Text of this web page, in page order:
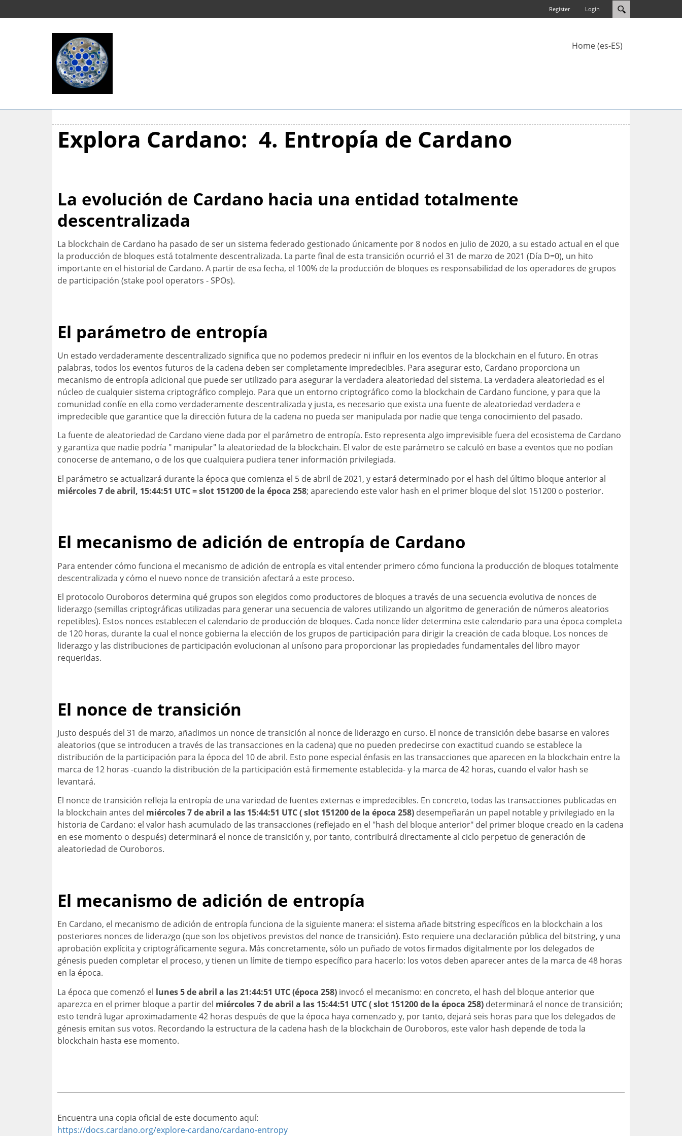
Login
Register
Home (es-ES)
Explora Cardano: 4. Entropía de Cardano
La evolución de Cardano hacia una entidad totalmente
descentralizada
La blockchain de Cardano ha pasado de ser un sistema federado gestionado únicamente por 8 nodos en julio de 2020, a su estado actual en el que
la producción de bloques está totalmente descentralizada. La parte final de esta transición ocurrió el 31 de marzo de 2021 (Día D=0), un hito
importante en el historial de Cardano. A partir de esa fecha, el 100% de la producción de bloques es responsabilidad de los operadores de grupos
de participación (stake pool operators - SPOs).
El parámetro de entropía
Un estado verdaderamente descentralizado significa que no podemos predecir ni influir en los eventos de la blockchain en el futuro. En otras
palabras, todos los eventos futuros de la cadena deben ser completamente impredecibles. Para asegurar esto, Cardano proporciona un
mecanismo de entropía adicional que puede ser utilizado para asegurar la verdadera aleatoriedad del sistema. La verdadera aleatoriedad es el
núcleo de cualquier sistema criptográfico complejo. Para que un entorno criptográfico como la blockchain de Cardano funcione, y para que la
comunidad confíe en ella como verdaderamente descentralizada y justa, es necesario que exista una fuente de aleatoriedad verdadera e
impredecible que garantice que la dirección futura de la cadena no pueda ser manipulada por nadie que tenga conocimiento del pasado.
La fuente de aleatoriedad de Cardano viene dada por el parámetro de entropía. Esto representa algo imprevisible fuera del ecosistema de Cardano
y garantiza que nadie podría " manipular" la aleatoriedad de la blockchain. El valor de este parámetro se calculó en base a eventos que no podían
conocerse de antemano, o de los que cualquiera pudiera tener información privilegiada.
El parámetro se actualizará durante la época que comienza el 5 de abril de 2021, y estará determinado por el hash del último bloque anterior al
miércoles 7 de abril, 15:44:51 UTC = slot 151200 de la época 258; apareciendo este valor hash en el primer bloque del slot 151200 o posterior.
El mecanismo de adición de entropía de Cardano
Para entender cómo funciona el mecanismo de adición de entropía es vital entender primero cómo funciona la producción de bloques totalmente
descentralizada y cómo el nuevo nonce de transición afectará a este proceso.
El protocolo Ouroboros determina qué grupos son elegidos como productores de bloques a través de una secuencia evolutiva de nonces de
liderazgo (semillas criptográficas utilizadas para generar una secuencia de valores utilizando un algoritmo de generación de números aleatorios
repetibles). Estos nonces establecen el calendario de producción de bloques. Cada nonce líder determina este calendario para una época completa
de 120 horas, durante la cual el nonce gobierna la elección de los grupos de participación para dirigir la creación de cada bloque. Los nonces de
liderazgo y las distribuciones de participación evolucionan al unísono para proporcionar las propiedades fundamentales del libro mayor
requeridas.
El nonce de transición
Justo después del 31 de marzo, añadimos un nonce de transición al nonce de liderazgo en curso. El nonce de transición debe basarse en valores
aleatorios (que se introducen a través de las transacciones en la cadena) que no pueden predecirse con exactitud cuando se establece la
distribución de la participación para la época del 10 de abril. Esto pone especial énfasis en las transacciones que aparecen en la blockchain entre la
marca de 12 horas -cuando la distribución de la participación está firmemente establecida- y la marca de 42 horas, cuando el valor hash se
levantará.
El nonce de transición refleja la entropía de una variedad de fuentes externas e impredecibles. En concreto, todas las transacciones publicadas en
la blockchain antes del miércoles 7 de abril a las 15:44:51 UTC ( slot 151200 de la época 258) desempeñarán un papel notable y privilegiado en la
historia de Cardano: el valor hash acumulado de las transacciones (reflejado en el "hash del bloque anterior" del primer bloque creado en la cadena
en ese momento o después) determinará el nonce de transición y, por tanto, contribuirá directamente al ciclo perpetuo de generación de
aleatoriedad de Ouroboros.
El mecanismo de adición de entropía
En Cardano, el mecanismo de adición de entropía funciona de la siguiente manera: el sistema añade bitstring específicos en la blockchain a los
posteriores nonces de liderazgo (que son los objetivos previstos del nonce de transición). Esto requiere una declaración pública del bitstring, y una
aprobación explícita y criptográficamente segura. Más concretamente, sólo un puñado de votos firmados digitalmente por los delegados de
génesis pueden completar el proceso, y tienen un límite de tiempo específico para hacerlo: los votos deben aparecer antes de la marca de 48 horas
en la época.
La época que comenzó el lunes 5 de abril a las 21:44:51 UTC (época 258) invocó el mecanismo: en concreto, el hash del bloque anterior que
aparezca en el primer bloque a partir del miércoles 7 de abril a las 15:44:51 UTC ( slot 151200 de la época 258) determinará el nonce de transición;
esto tendrá lugar aproximadamente 42 horas después de que la época haya comenzado y, por tanto, dejará seis horas para que los delegados de
génesis emitan sus votos. Recordando la estructura de la cadena hash de la blockchain de Ouroboros, este valor hash depende de toda la
blockchain hasta ese momento.
Encuentra una copia oficial de este documento aquí:
https://docs.cardano.org/explore-cardano/cardano-entropy